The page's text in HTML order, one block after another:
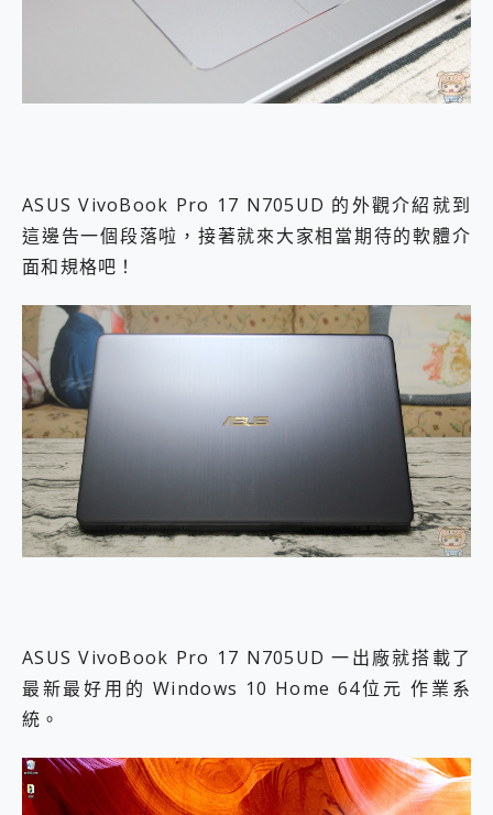
ASUS VivoBook Pro 17 N705UD 的外觀介紹就到
這邊告一個段落啦，接著就來大家相當期待的軟體介
面和規格吧！
ASUS VivoBook Pro 17 N705UD 一出廠就搭載了
最新最好用的 Windows 10 Home 64位元 作業系
統。